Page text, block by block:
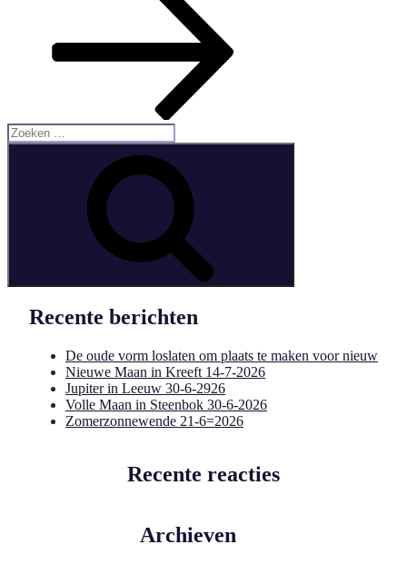
Zoeken
naar:
Recente berichten
De oude vorm loslaten om plaats te maken voor nieuw
Nieuwe Maan in Kreeft 14-7-2026
Jupiter in Leeuw 30-6-2926
Volle Maan in Steenbok 30-6-2026
Zomerzonnewende 21-6=2026
Recente reacties
Archieven